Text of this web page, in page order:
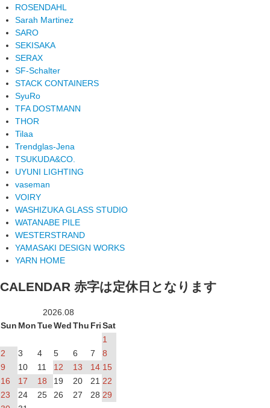
ROSENDAHL
Sarah Martinez
SARO
SEKISAKA
SERAX
SF-Schalter
STACK CONTAINERS
SyuRo
TFA DOSTMANN
THOR
Tilaa
Trendglas-Jena
TSUKUDA&CO.
UYUNI LIGHTING
vaseman
VOIRY
WASHIZUKA GLASS STUDIO
WATANABE PILE
WESTERSTRAND
YAMASAKI DESIGN WORKS
YARN HOME
CALENDAR 赤字は定休日となります
2026.08
Sun MonTueWedThu FriSat
1
2
3 4 5 6 7
8
9
10 11 12 13 14 15
16
17 18 19 20 21 22
23
24 25 26 27 28 29